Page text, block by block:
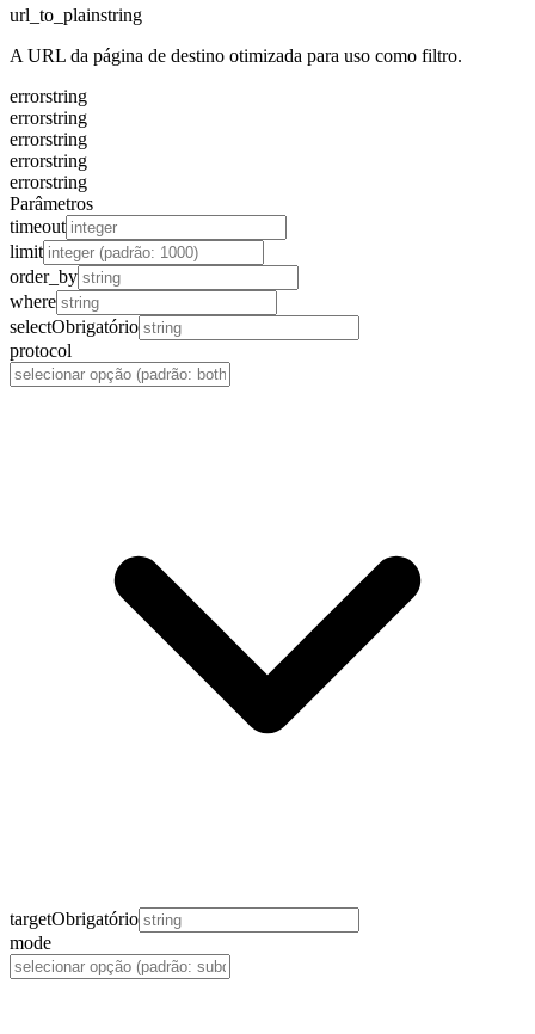
url_to_plainstring
A URL da página de destino otimizada para uso como filtro.
errorstring
errorstring
errorstring
errorstring
errorstring
Parâmetros
timeout
limit
order_by
where
selectObrigatório
protocol
targetObrigatório
mode